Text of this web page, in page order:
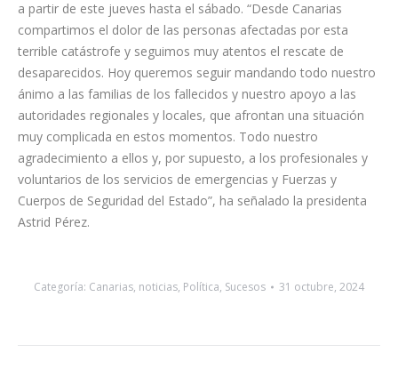
a media asta durante los tres días de luto nacional y, de la
misma forma, los emblemas institucionales lucirán crespones
a partir de este jueves hasta el sábado. “Desde Canarias
compartimos el dolor de las personas afectadas por esta
terrible catástrofe y seguimos muy atentos el rescate de
desaparecidos. Hoy queremos seguir mandando todo nuestro
ánimo a las familias de los fallecidos y nuestro apoyo a las
autoridades regionales y locales, que afrontan una situación
muy complicada en estos momentos. Todo nuestro
agradecimiento a ellos y, por supuesto, a los profesionales y
voluntarios de los servicios de emergencias y Fuerzas y